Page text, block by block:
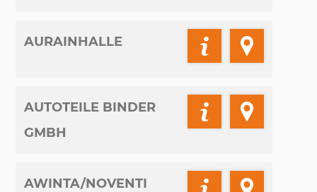
AURAINHALLE
AUTOTEILE BINDER
GMBH
AWINTA/NOVENTI